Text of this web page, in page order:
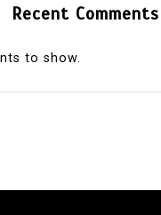
Recent Comments
to show.